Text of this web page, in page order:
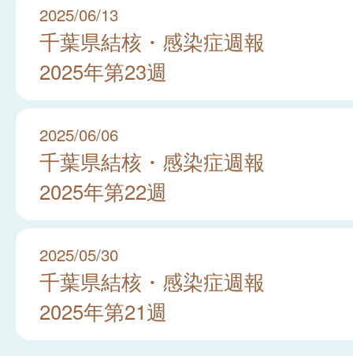
2025/06/13
千葉県結核・感染症週報
2025年第23週
2025/06/06
千葉県結核・感染症週報
2025年第22週
2025/05/30
千葉県結核・感染症週報
2025年第21週